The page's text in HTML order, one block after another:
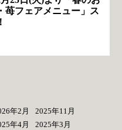
苺フェアメニュー」ス
年2月
2025年11月
年4月
2025年3月